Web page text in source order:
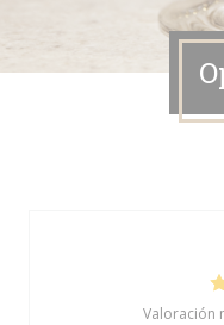
Valoración